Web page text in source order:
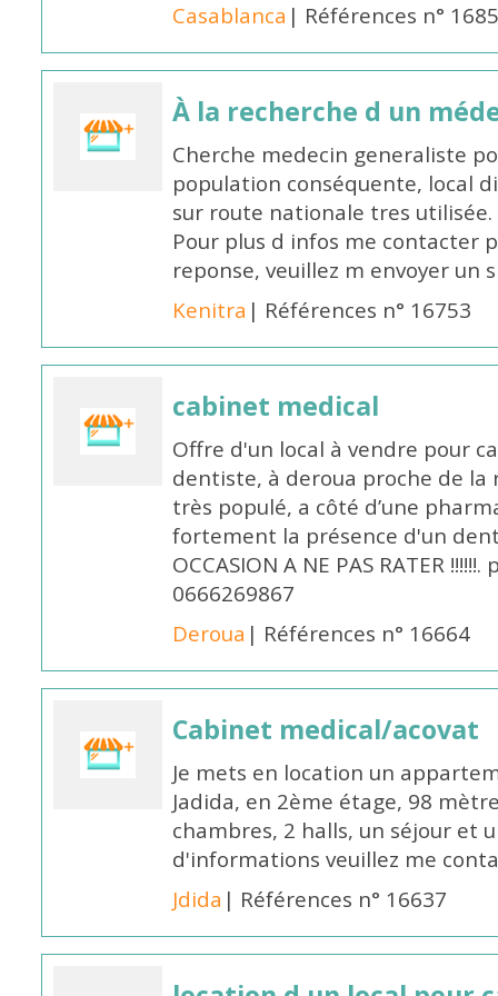
Casablanca | Références n°
À la recherche d un
Cherche medecin generaliste
population conséquente, local
sur route nationale tres
Pour plus d infos me contacter
reponse, veuillez m envoyer un
Kenitra | Références n° 16753
cabinet medical
Offre d'un local à vendre pour
dentiste, à deroua proche de
très populé, a côté d’une
fortement la présence d'un
OCCASION A NE PAS RATER
0666269867
Deroua | Références n° 16664
Cabinet medical/acovat
Je mets en location un
Jadida, en 2ème étage, 98
chambres, 2 halls, un séjour et
d'informations veuillez me
Jdida | Références n° 16637